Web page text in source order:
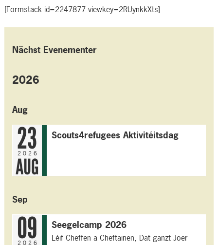
[Formstack id=2247877 viewkey=2RUynkkXts]
Nächst Evenementer
2026
Aug
23
2026
AUG
Scouts4refugees Aktivitéitsdag
Sep
09
2026
Seegelcamp 2026
Léif Cheffen a Cheftainen, Dat ganzt Joer